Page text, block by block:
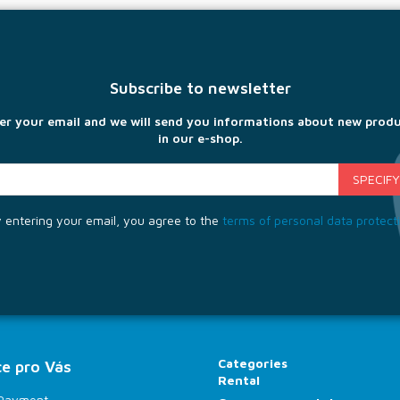
Subscribe to newsletter
your email and we will send you informations about new
in our e-shop.
entering your email, you agree to the terms of personal data
pro Vás
Categories
Rental